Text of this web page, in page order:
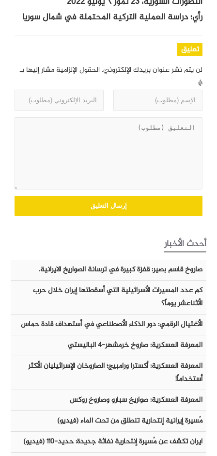
رأي؛ دراسة العملية التركية المحتملة في شمال سوريا
تعليق
لن يتم نشر عنوان بريدك الإلكتروني. الحقول الإلزامية مشار إليها بـ
*
أحدث الأخبار
صاروخ قاسم بصير: قفزة كبيرة في ترسانة الصواريخ الايرانية.
كم عدد المسيرات الأسرائيلية التي أسقطتها إيران خلال حرب
الأثناعشر يوماً؟
الأغتيال الرقمي: دور الذكاء الأصطناعي في أستهداف قادة حماس
المعرفة العسكرية: صاروخ خرمشهر-٤ الباليستي
المعرفة العسكرية: أكسترا ورامبيج؛ الصاروخان الإسرائيليان الأكثر
أستخداماً!
المعرفة العسكرية: صواريخ سبارو وصاروخ روكس
مُسيرة إيرانية إنتحارية تنطلق من تحت الماء (فيديو)
ايران تكشف عن مُسيرة إنتحارية نفاثة جديدة: حديد-١١٠ (فيديو)